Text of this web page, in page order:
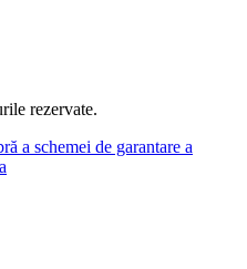
rezervate.
a schemei de garantare a